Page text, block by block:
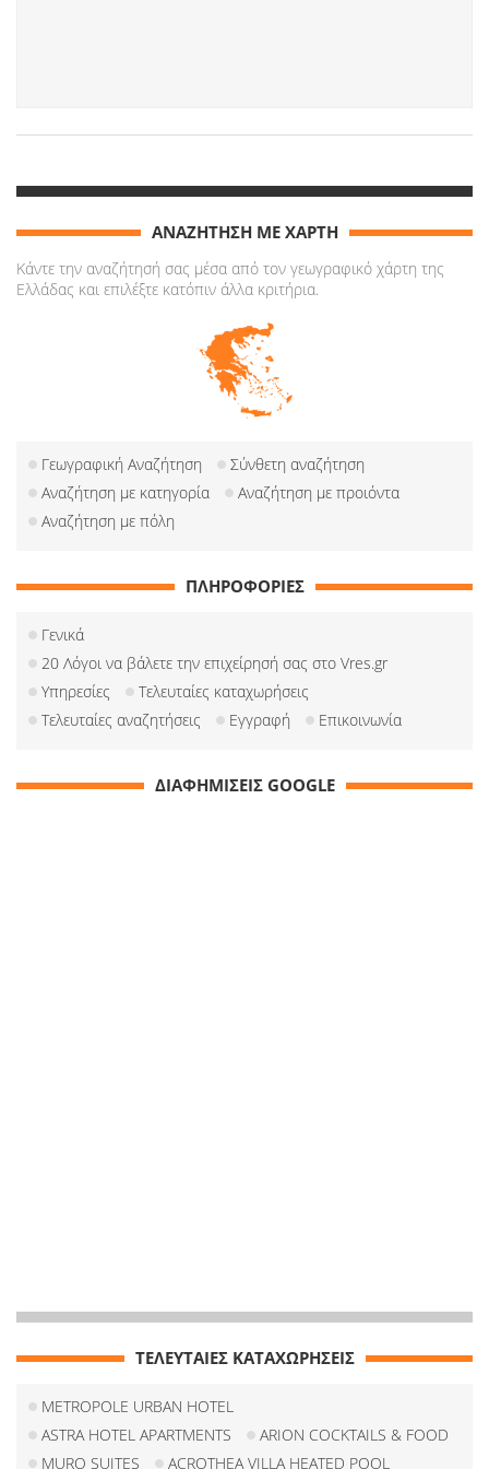
ΑΝΑΖΗΤΗΣΗ ΜΕ ΧΑΡΤΗ
Κάντε την αναζήτησή σας μέσα από τον γεωγραφικό χάρτη της
Ελλάδας και επιλέξτε κατόπιν άλλα κριτήρια.
Γεωγραφική Αναζήτηση
Σύνθετη αναζήτηση
Αναζήτηση με κατηγορία
Αναζήτηση με προιόντα
Αναζήτηση με πόλη
ΠΛΗΡΟΦΟΡΙΕΣ
Γενικά
20 Λόγοι να βάλετε την επιχείρησή σας στο Vres.gr
Υπηρεσίες
Τελευταίες καταχωρήσεις
Τελευταίες αναζητήσεις
Εγγραφή Επικοινωνία
ΔΙΑΦΗΜΙΣΕΙΣ GOOGLE
ΤΕΛΕΥΤΑΙΕΣ ΚΑΤΑΧΩΡΗΣΕΙΣ
METROPOLE URBAN HOTEL
ASTRA HOTEL APARTMENTS
ARION COCKTAILS & FOOD
MURO SUITES
ACROTHEA VILLA HEATED POOL